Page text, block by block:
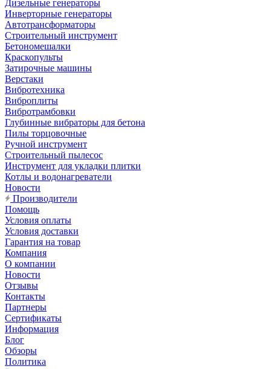
Дизельные генераторы
Инверторные генераторы
Автотрансформаторы
Строительный инструмент
Бетономешалки
Краскопульты
Затирочные машины
Верстаки
Вибротехника
Виброплиты
Вибротрамбовки
Глубинные вибраторы для бетона
Пилы торцовочные
Ручной инструмент
Строительный пылесос
Инструмент для укладки плитки
Котлы и водонагреватели
Новости
Производители
Помощь
Условия оплаты
Условия доставки
Гарантия на товар
Компания
О компании
Новости
Отзывы
Контакты
Партнеры
Сертификаты
Информация
Блог
Обзоры
Политика